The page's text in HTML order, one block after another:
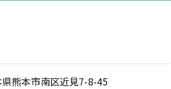
熊本市南区近見7-8-45